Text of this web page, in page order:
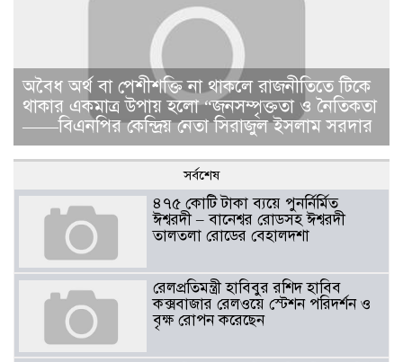
​​অবৈধ অর্থ বা পেশীশক্তি না থাকলে রাজনীতিতে টিকে
থাকার একমাত্র উপায় হলো “জনসম্পৃক্ততা ও নৈতিকতা
——বিএনপির কেন্দ্রিয় নেতা সিরাজুল ইসলাম সরদার
সর্বশেষ
৪৭৫ কোটি টাকা ব্যয়ে পুনর্নির্মিত
ঈশ্বরদী – বানেশ্বর রোডসহ ঈশ্বরদী
তালতলা রোডের বেহালদশা
রেলপ্রতিমন্ত্রী হাবিবুর রশিদ হাবিব
কক্সবাজার রেলওয়ে স্টেশন পরিদর্শন ও
বৃক্ষ রোপন করেছেন